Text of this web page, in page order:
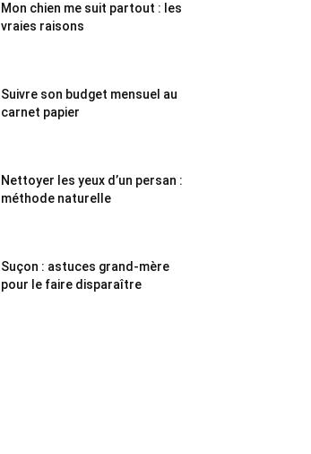
Mon chien me suit partout : les
vraies raisons
Suivre son budget mensuel au
carnet papier
Nettoyer les yeux d’un persan :
méthode naturelle
Suçon : astuces grand-mère
pour le faire disparaître